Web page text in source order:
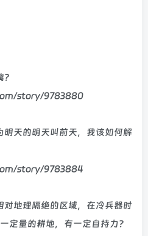
story/9783880
天的明天叫前天，我该如何解
story/9783884
地理隔绝的区域，在冷兵器时
定量的耕地，有一定自持力？